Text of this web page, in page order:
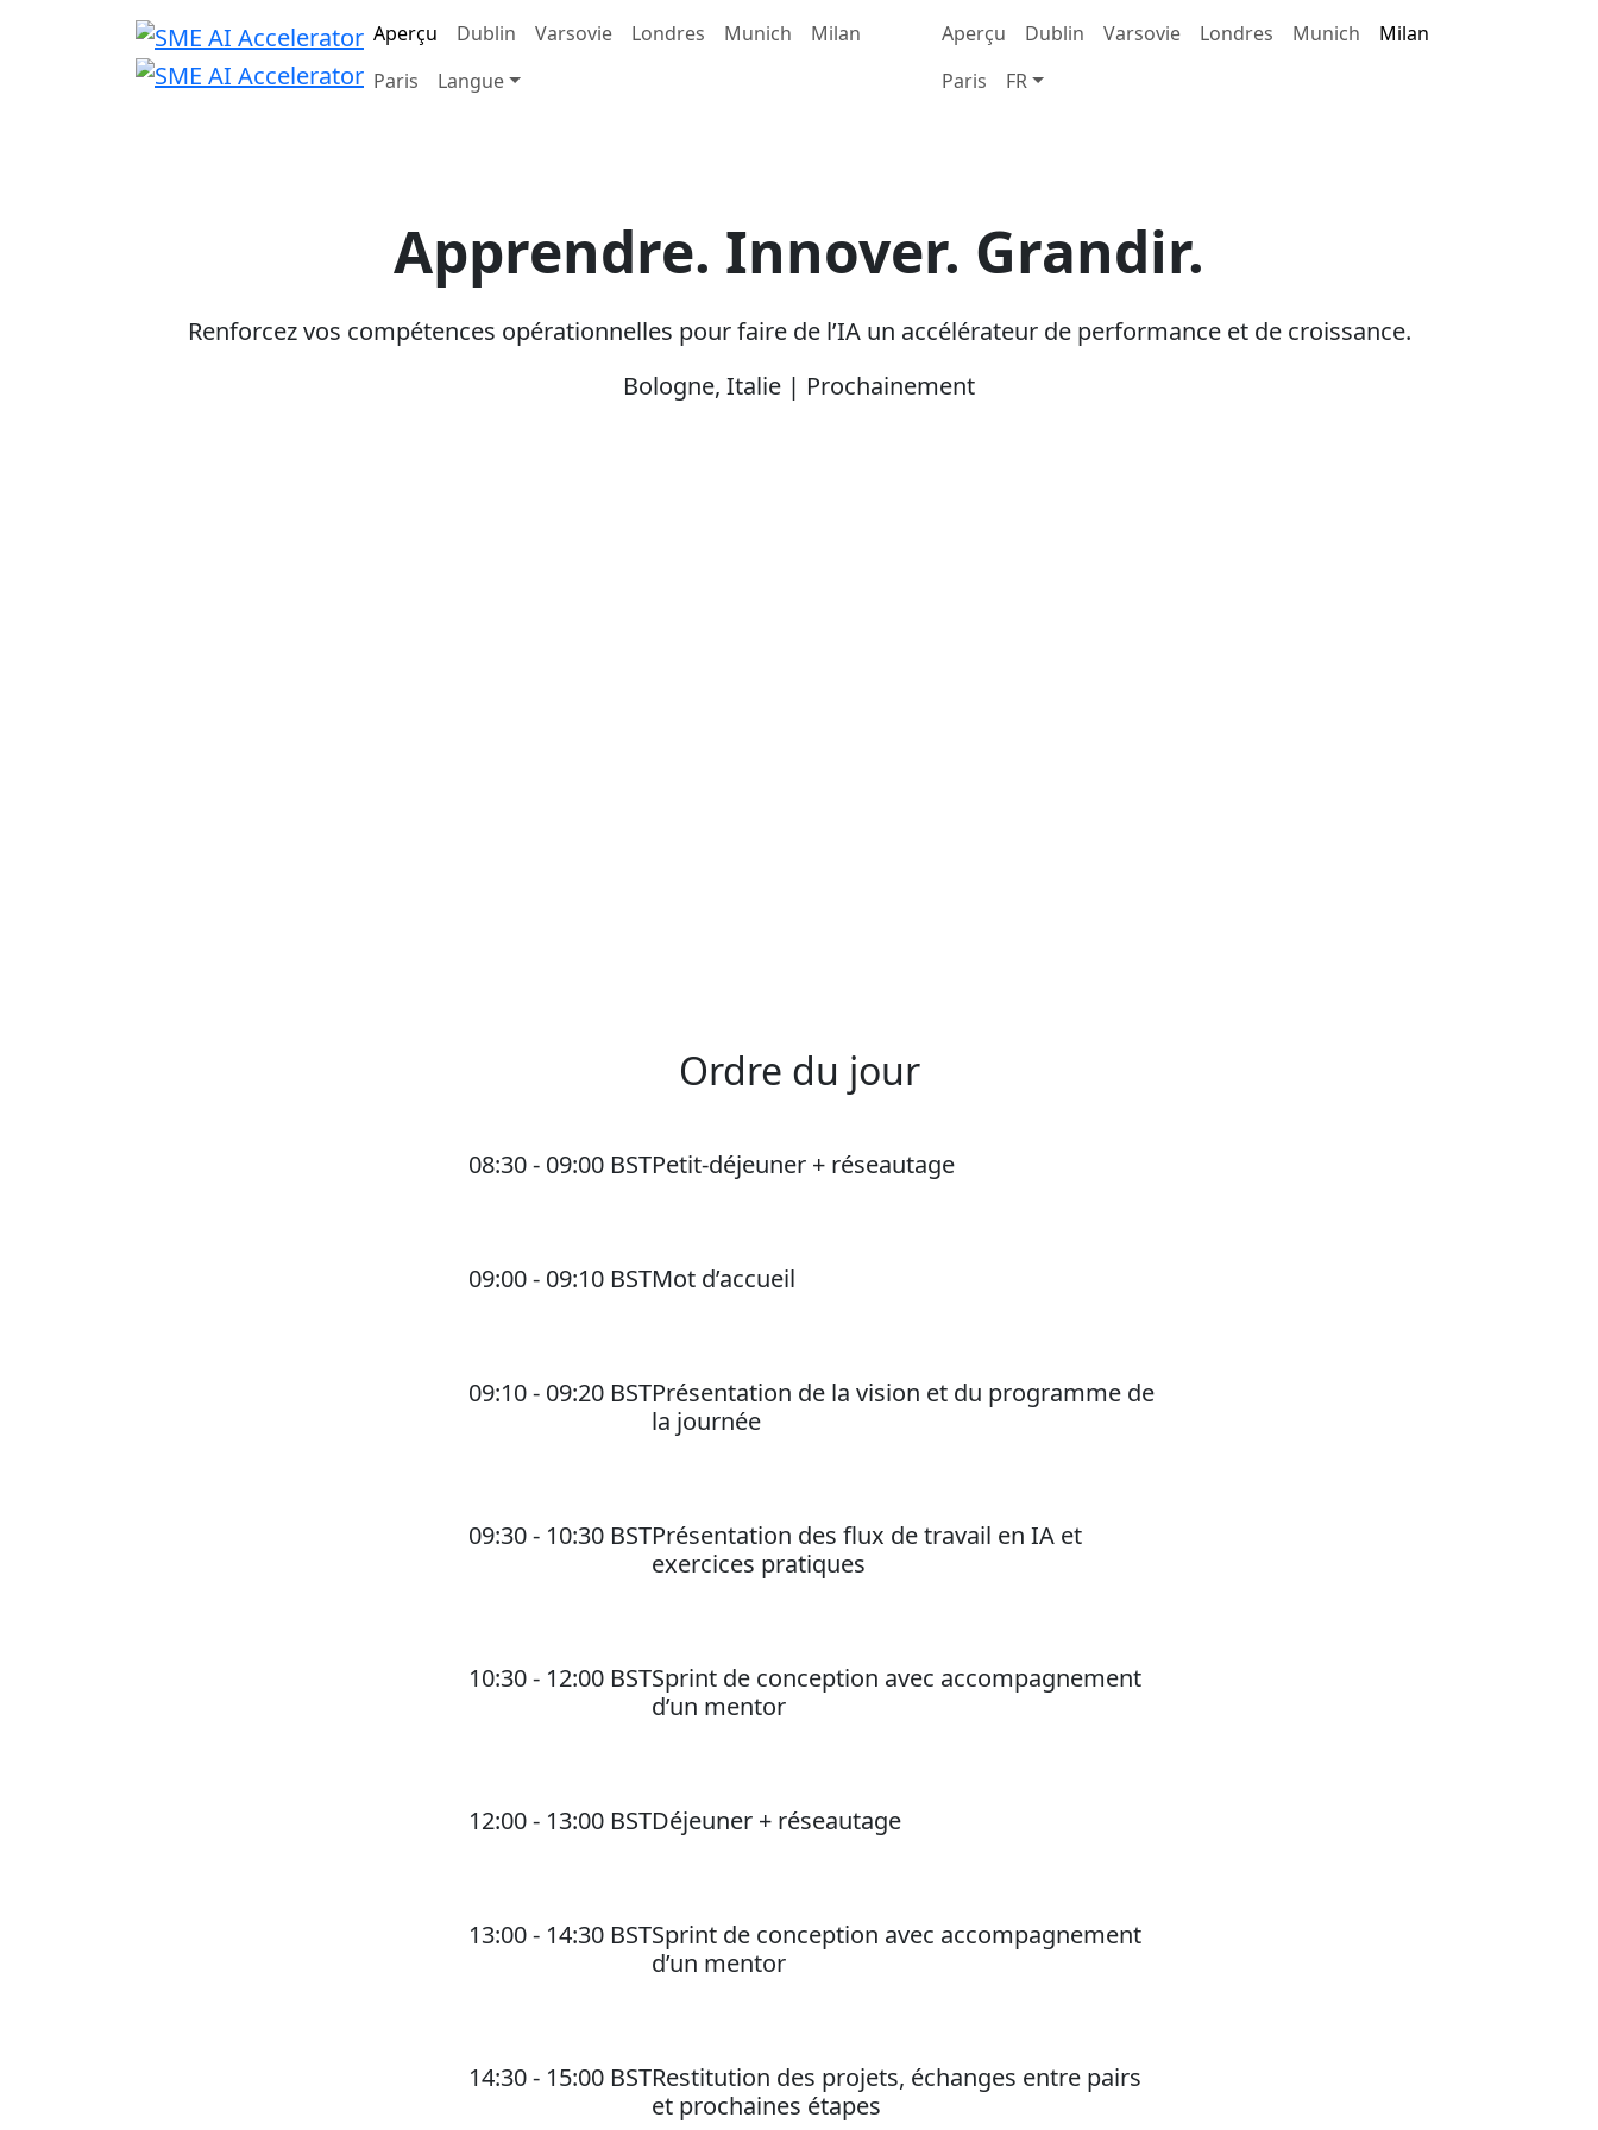
Aperçu Dublin Varsovie Londres Munich
Milan
Paris
Langue
Aperçu Dublin Varsovie Londres Munich
Milan
Paris
FR
Apprendre. Innover. Grandir.
Renforcez vos compétences opérationnelles pour faire de l’IA un accélérateur de performance et de croissance.
Bologne, Italie | Prochainement
Ordre du jour
08:30 - 09:00 BSTPetit-déjeuner + réseautage
09:00 - 09:10 BSTMot d’accueil
09:10 - 09:20 BSTPrésentation de la vision et du programme de
la journée
09:30 - 10:30 BSTPrésentation des flux de travail en IA et
exercices pratiques
10:30 - 12:00 BSTSprint de conception avec accompagnement
d’un mentor
12:00 - 13:00 BSTDéjeuner + réseautage
13:00 - 14:30 BSTSprint de conception avec accompagnement
d’un mentor
14:30 - 15:00 BSTRestitution des projets, échanges entre pairs
et prochaines étapes